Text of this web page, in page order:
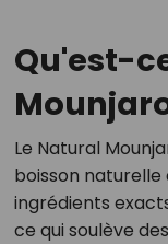
Qu'est-
Le Natural
boisson naturelle
ingrédients
ce qui soulève